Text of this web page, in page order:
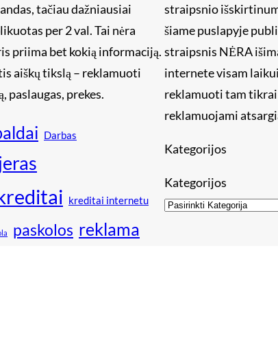
tačiau dažniausiai
per 2 val. Tai nėra
priima bet kokią informaciją.
aiškų tikslą – reklamuoti
paslaugas, prekes.
Darbas
kreditai internetu
paskolos reklama
straipsnio
šiame puslapyje
straipsnis NĖRA
internete visam
reklamuoti tam tikrai
reklamuojami
Kategorijos
Kategorijos